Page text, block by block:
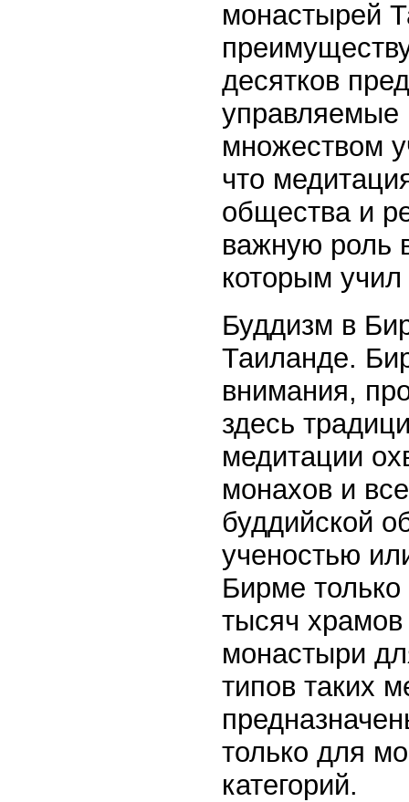
монастырей
десятков
управляемые
множеством
что
общества и
важную роль
которым
Буддизм в
Таиланде.
внимания,
здесь
медитации
монахов и
буддийской
ученостью
Бирме
тысяч храмов
монастыри
типов таких
только для
категорий.